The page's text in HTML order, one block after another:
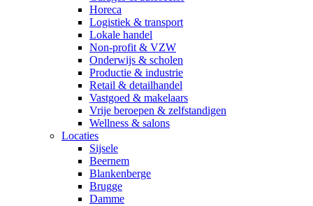
Horeca
Logistiek & transport
Lokale handel
Non-profit & VZW
Onderwijs & scholen
Productie & industrie
Retail & detailhandel
Vastgoed & makelaars
Vrije beroepen & zelfstandigen
Wellness & salons
Locaties
Sijsele
Beernem
Blankenberge
Brugge
Damme